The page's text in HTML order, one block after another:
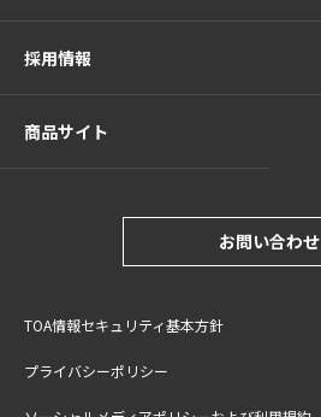
採用情報
商品サイト
お問い合わせ
TOA情報セキュリティ基本方針
プライバシーポリシー